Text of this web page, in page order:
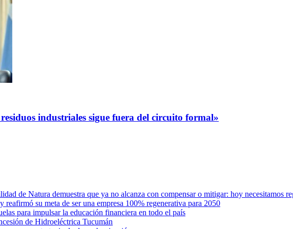
industriales sigue fuera del circuito formal»
de Natura demuestra que ya no alcanza con compensar o mitigar: hoy necesitamos
su meta de ser una empresa 100% regenerativa para 2050
para impulsar la educación financiera en todo el país
de Hidroeléctrica Tucumán